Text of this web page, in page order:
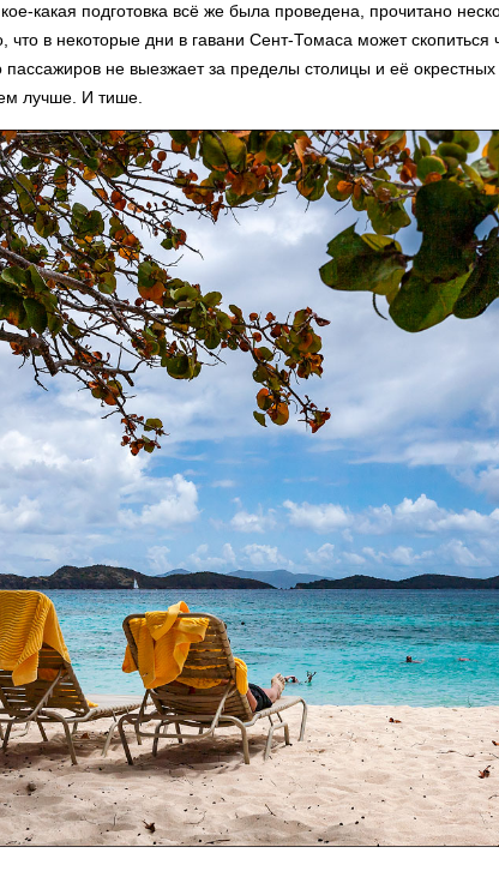
какая подготовка всё же была проведена, прочитано
в некоторые дни в гавани Сент-Томаса может скопиться
не выезжает за пределы столицы и её
лучше. И тише.